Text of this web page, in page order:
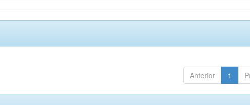
Anterior 1